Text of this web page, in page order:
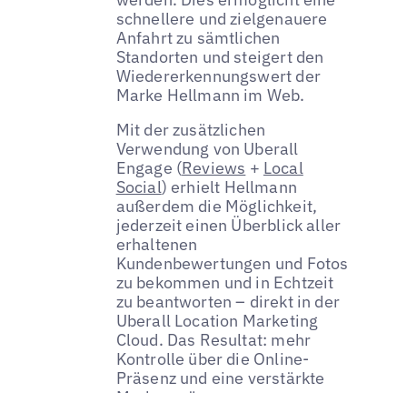
schnellere und zielgenauere
Anfahrt zu sämtlichen
Standorten und steigert den
Wiedererkennungswert der
Marke Hellmann im Web.
Mit der zusätzlichen
Verwendung von Uberall
Engage (Reviews + Local
Social) erhielt Hellmann
außerdem die Möglichkeit,
jederzeit einen Überblick aller
erhaltenen
Kundenbewertungen und Fotos
zu bekommen und in Echtzeit
zu beantworten – direkt in der
Uberall Location Marketing
Cloud. Das Resultat: mehr
Kontrolle über die Online-
Präsenz und eine verstärkte